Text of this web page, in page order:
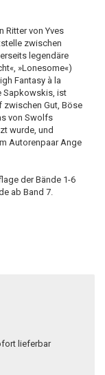
Ritter von Yves
zwischen
legendäre
»Lonesome«)
Fantasy à la
Sapkowskis, ist
zwischen Gut, Böse
von Swolfs
wurde, und
Autorenpaar Ange
der Bände 1-6
ab Band 7.
lieferbar